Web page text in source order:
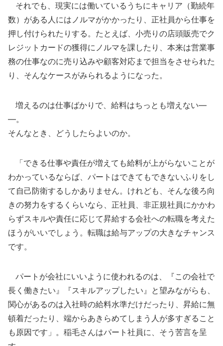
それでも、現実には働いているうちにキャリア（勤続年
数）がある人にはノルマがかかったり、正社員から仕事を
押し付けられたりする。たとえば、小売りの店頭販売でク
レジットカードの獲得にノルマを課したり、本来は営業事
務の仕事なのに売り込みや顧客対応まで担当をさせられた
り、そんなケースがみられるようになった。
増えるのは仕事ばかりで、給料はちっとも増えない―
―。
そんなとき、どうしたらよいのか。
「できる仕事や責任が増えても給料が上がらないことが
わかっているならば、パートはできてもできないふりをし
て自己防衛するしかありません。けれども、そんな後ろ向
きの努力をするくらいなら、正社員、非正規社員にかかわ
らずスキルや責任に応じて昇給する会社への転職を考えた
ほうがいいでしょう。転職は給与アップの大きなチャンス
です。
パートが会社にいいように使われるのは、『この会社で
長く働きたい』『スキルアップしたい』と望みながらも、
関心があるのは入社時の給料水準だけだったり、昇給に無
頓着だったり、端からあきらめてしまう人が多すぎること
も原因です」。稲毛さんはパート社員に、そう苦言を呈